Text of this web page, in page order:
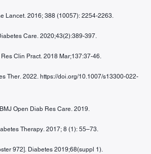
Lancet. 2016; 388 (10057): 2254-2263.
Care. 2020;43(2):389-397.
Clin Pract. 2018 Mar;137:37-46.
Ther. 2022. https://doi.org/10.1007/s13300-022-
Open Diab Res Care. 2019.
Therapy. 2017; 8 (1): 55–73.
972]. Diabetes 2019;68(suppl 1).